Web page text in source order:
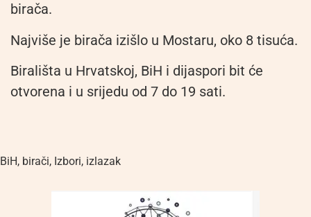
birača.
Najviše je birača izišlo u Mostaru, oko 8 tisuća.
Birališta u Hrvatskoj, BiH i dijaspori bit će
otvorena i u srijedu od 7 do 19 sati.
BiH, birači, Izbori, izlazak